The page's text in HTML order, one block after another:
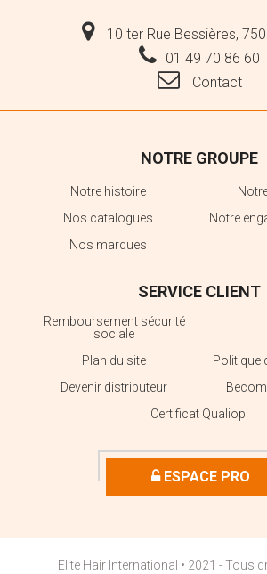
10 ter Rue Bessières,
01 49 70 86 60
Contact
NOTRE GROUPE
Notre histoire
Nos catalogues
Notre
Nos marques
SERVICE CLIENT
Remboursement sécurité
sociale
Plan du site
Politique
Devenir distributeur
Certificat Qualiopi
ESPACE PRO
Elite Hair International • 2021 - Tous